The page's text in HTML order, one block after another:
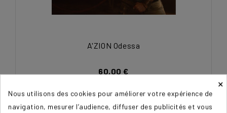
A'ZION Odessa
60,00 €
×
Nous utilisons des cookies pour améliorer votre expérience de
navigation, mesurer l’audience, diffuser des publicités et vous